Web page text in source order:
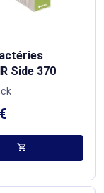
Side 370
shopping_cart